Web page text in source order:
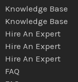
Knowledge Base
Knowledge Base
Hire An Expert
Hire An Expert
Hire An Expert
FAQ